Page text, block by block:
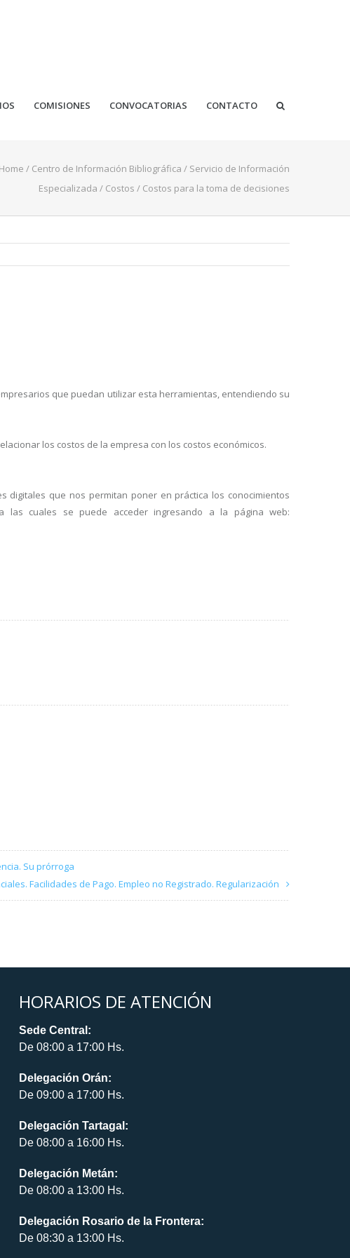
COMISIONES CONVOCATORIAS CONTACTO
Home / Centro de Información Bibliográfica / Servicio de Información
Especializada / Costos / Costos para la toma de decisiones
que puedan utilizar esta herramientas, entendiendo su
los costos de la empresa con los costos económicos.
que nos permitan poner en práctica los conocimientos
cuales se puede acceder ingresando a la página web:
Su prórroga
Facilidades de Pago. Empleo no Registrado. Regularización
HORARIOS DE ATENCIÓN
Sede Central:
De 08:00 a 17:00 Hs.
Delegación Orán:
De 09:00 a 17:00 Hs.
Delegación Tartagal:
De 08:00 a 16:00 Hs.
Delegación Metán:
De 08:00 a 13:00 Hs.
Delegación Rosario de la Frontera:
De 08:30 a 13:00 Hs.